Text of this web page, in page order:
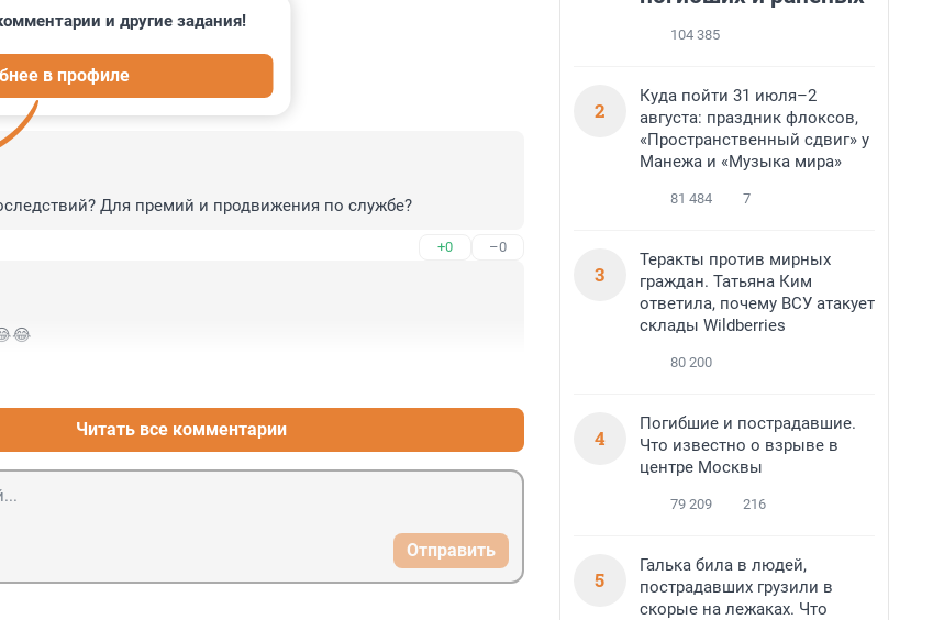
и другие задания!
в профиле
Для премий и продвижения по службе?
+0 –0
Читать все комментарии
Отправить
104 385
2
Куда пойти 31 июля–2
августа: праздник флоксов,
«Пространственный сдвиг» у
Манежа и «Музыка мира»
81 484 7
3
Теракты против мирных
граждан. Татьяна Ким
ответила, почему ВСУ атакует
склады Wildberries
80 200
4
Погибшие и пострадавшие.
Что известно о взрыве в
центре Москвы
79 209 216
5
Галька била в людей,
пострадавших грузили в
скорые на лежаках. Что